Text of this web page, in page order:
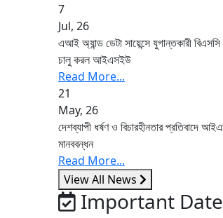
7
Jul, 26
এআই অ্যান্ড ডেটা সায়েন্সে যুগান্তকারী বিএসসি
চালু করল আইএসইউ
Read More...
21
May, 26
দেশব্যাপী ধর্ষণ ও বিচারহীনতার প্রতিবাদে
মানববন্ধন
Read More...
View All News
Important